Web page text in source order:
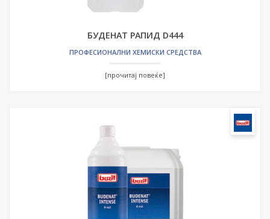
БУДЕНАТ РАПИД D444
ПРОФЕСИОНАЛНИ ХЕМИСКИ СРЕДСТВА
[прочитај повеќе]